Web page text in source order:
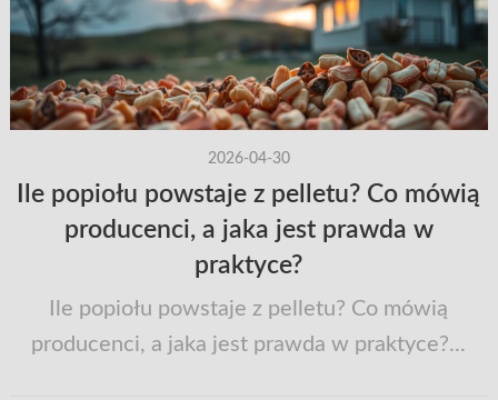
2026-04-30
Ile popiołu powstaje z pelletu? Co mówią
producenci, a jaka jest prawda w
praktyce?
Ile popiołu powstaje z pelletu? Co mówią
producenci, a jaka jest prawda w praktyce?...